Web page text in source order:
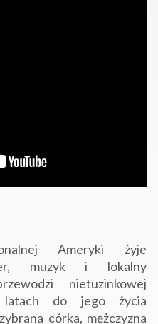
Ameryki żyje
muzyk i lokalny
nietuzinkowej
latach do jego życia
córka, mężczyzna